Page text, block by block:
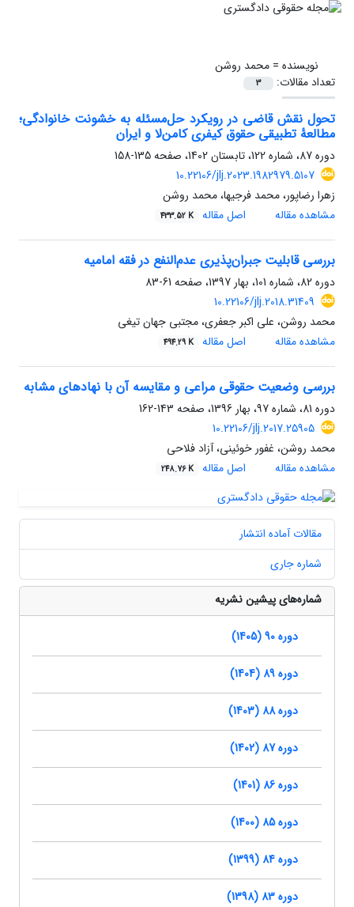
نویسنده =محمد روشن
تعداد مقالات:
3
تحول نقش قاضی در رویکرد حل‌مسئله به خشونت خانوادگی؛
مطالعۀ تطبیقی حقوق کیفری کامن‌لا و ایران
دوره 87، شماره 122، تابستان 1402، صفحه
135-158
10.22106/jlj.2023.1982979.5107
زهرا رضاپور، محمد فرجیها، محمد روشن
مشاهده مقاله
اصل مقاله 433.52 K
بررسی قابلیت جبران‌پذیری عدم‌النفع در فقه امامیه
دوره 82، شماره 101، بهار 1397، صفحه
61-83
10.22106/jlj.2018.31409
محمد روشن، علی اکبر جعفری، مجتبی جهان تیغی
مشاهده مقاله
اصل مقاله 494.29 K
بررسی وضعیت حقوقی مراعی و مقایسه آن با نهادهای مشابه
دوره 81، شماره 97، بهار 1396، صفحه
143-162
10.22106/jlj.2017.25905
محمد روشن، غفور خوئینی، آزاد فلاحی
مشاهده مقاله
اصل مقاله 248.76 K
مقالات آماده انتشار
شماره جاری
شماره‌های پیشین نشریه
دوره 90 (1405)
دوره 89 (1404)
دوره 88 (1403)
دوره 87 (1402)
دوره 86 (1401)
دوره 85 (1400)
دوره 84 (1399)
دوره 83 (1398)